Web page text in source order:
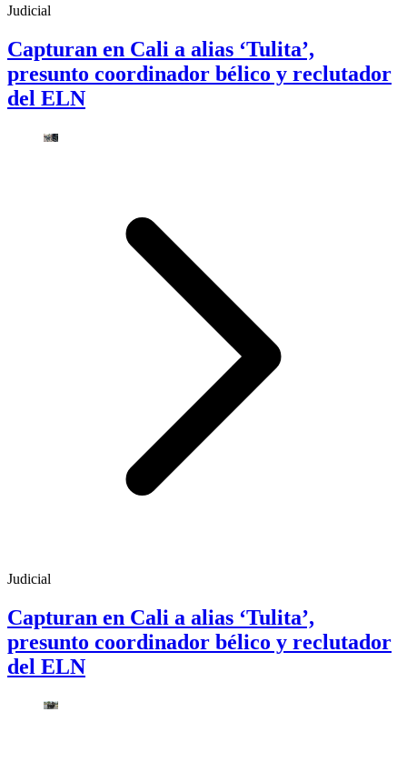
Judicial
Capturan en Cali a alias ‘Tulita’,
presunto coordinador bélico y reclutador
del ELN
Judicial
Capturan en Cali a alias ‘Tulita’,
presunto coordinador bélico y reclutador
del ELN